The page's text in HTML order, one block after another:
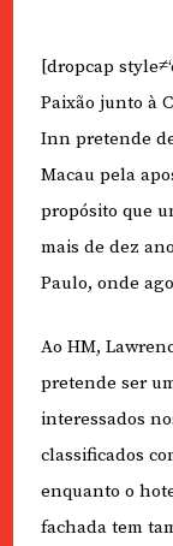
[dropcap
Paixão junto à
Inn pretende
Macau pela
propósito que
mais de dez
Paulo, onde
Ao HM,
pretende ser
interessados
classificados
enquanto o
fachada tem